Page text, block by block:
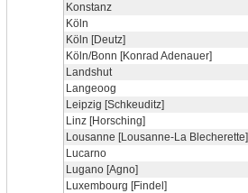
Konstanz
Köln
Köln [Deutz]
Köln/Bonn [Konrad Adenauer]
Landshut
Langeoog
Leipzig [Schkeuditz]
Linz [Horsching]
Lousanne [Lousanne-La Blecherette]
Lucarno
Lugano [Agno]
Luxembourg [Findel]